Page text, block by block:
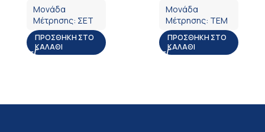
Μονάδα
Μέτρησης: ΣΕΤ
ΠΡΟΣΘΉΚΗ ΣΤΟ
ΚΑΛΆΘΙ
Μονάδα
Μέτρησης: ΤΕΜ
ΠΡΟΣΘΉΚΗ ΣΤΟ
ΚΑΛΆΘΙ